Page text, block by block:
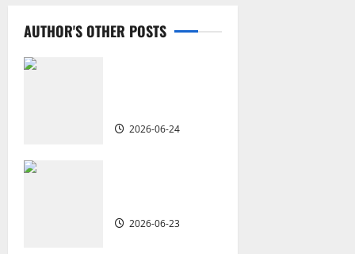
v
i
t
AUTHOR'S OTHER POSTS
2026-06-24
2026-06-23